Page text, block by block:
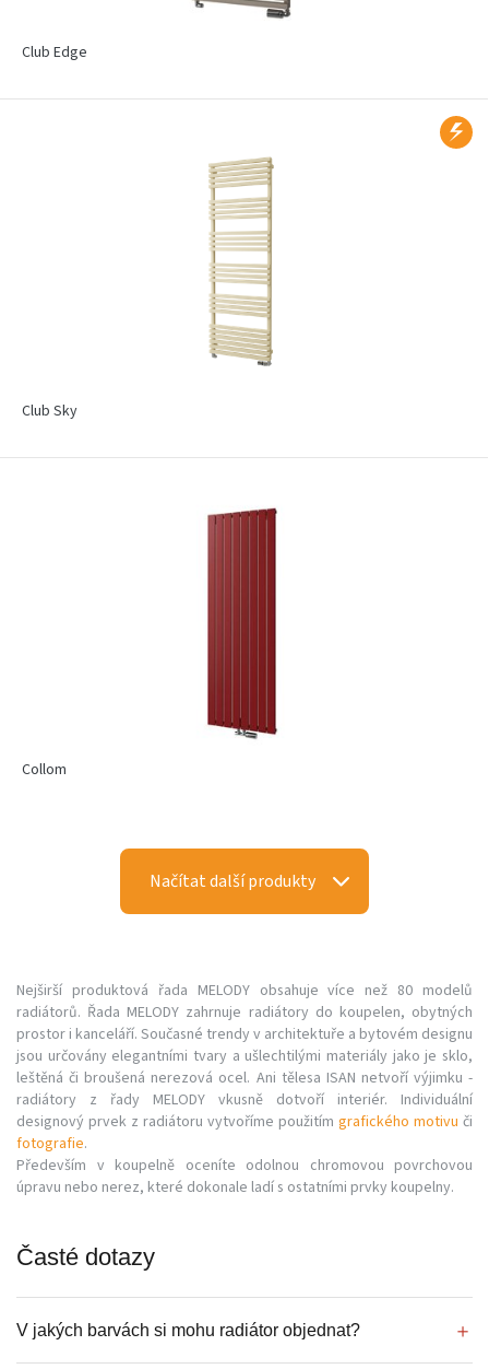
Club Edge
Club Sky
Collom
Načítat další produkty
Nejširší produktová řada MELODY obsahuje více než 80 modelů
radiátorů. Řada MELODY zahrnuje radiátory do koupelen, obytných
prostor i kanceláří. Současné trendy v architektuře a bytovém designu
jsou určovány elegantními tvary a ušlechtilými materiály jako je sklo,
leštěná či broušená nerezová ocel. Ani tělesa ISAN netvoří výjimku -
radiátory z řady MELODY vkusně dotvoří interiér. Individuální
designový prvek z radiátoru vytvoříme použitím grafického motivu či
fotografie.
Především v koupelně oceníte odolnou chromovou povrchovou
úpravu nebo nerez, které dokonale ladí s ostatními prvky koupelny.
Časté dotazy
V jakých barvách si mohu radiátor objednat?